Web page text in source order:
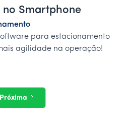
Smartphone
para estacionamento
agilidade na operação!
Próxima